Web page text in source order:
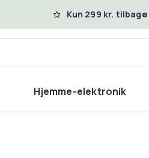
Kun 299 kr.
Hjemme-elektronik